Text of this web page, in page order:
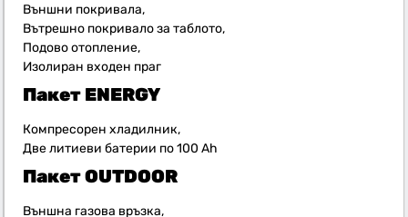
Външни покривала,
Вътрешно покривало за таблото,
Подово отопление,
Изолиран входен праг
Пакет ENERGY
Компресорен хладилник,
Две литиеви батерии по 100 Ah
ПакетOUTDOOR
Външна газова връзка,